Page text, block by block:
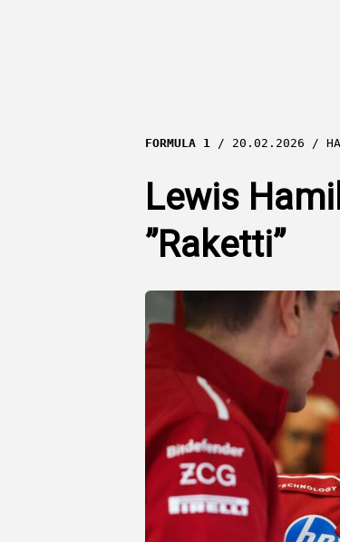
FORMULA 1 20.02.2026
Lewis
”Raketti”